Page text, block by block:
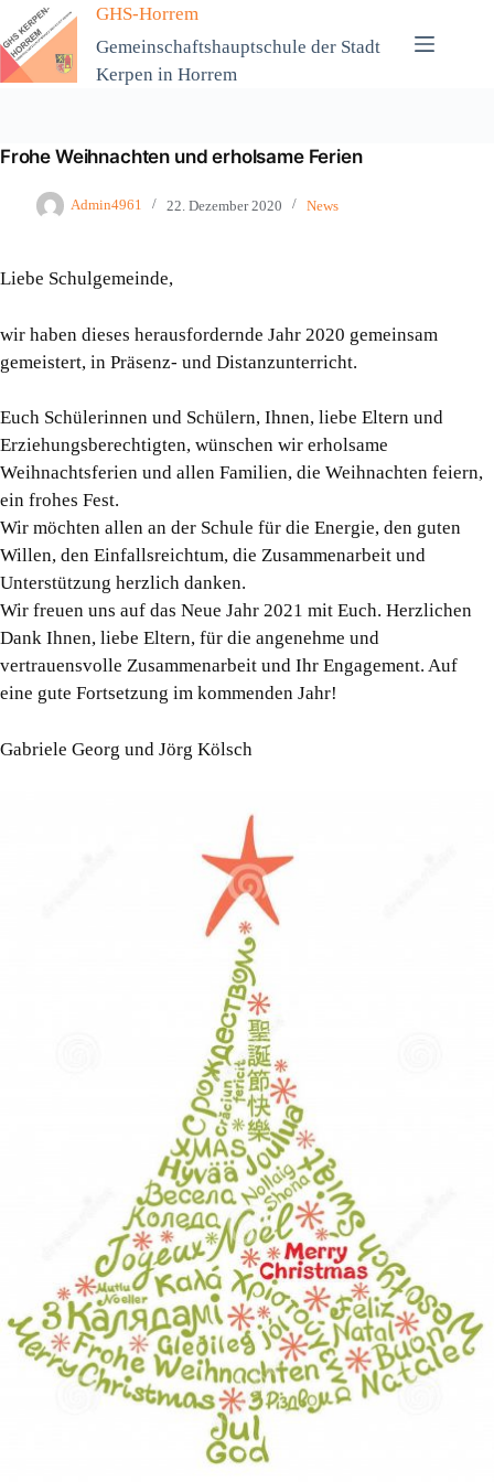
Zum
Inhalt
springen
GHS-Horrem
Gemeinschaftshauptschule der Stadt
Kerpen in Horrem
Frohe Weihnachten und erholsame Ferien
Admin4961 22. Dezember 2020 News
Liebe Schulgemeinde,
wir haben dieses herausfordernde Jahr 2020 gemeinsam
gemeistert, in Präsenz- und Distanzunterricht.
Euch Schülerinnen und Schülern, Ihnen, liebe Eltern und
Erziehungsberechtigten, wünschen wir erholsame
Weihnachtsferien und allen Familien, die Weihnachten feiern,
ein frohes Fest.
Wir möchten allen an der Schule für die Energie, den guten
Willen, den Einfallsreichtum, die Zusammenarbeit und
Unterstützung herzlich danken.
Wir freuen uns auf das Neue Jahr 2021 mit Euch. Herzlichen
Dank Ihnen, liebe Eltern, für die angenehme und
vertrauensvolle Zusammenarbeit und Ihr Engagement. Auf
eine gute Fortsetzung im kommenden Jahr!
Gabriele Georg und Jörg Kölsch